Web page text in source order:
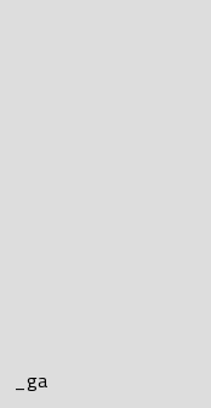
_ga